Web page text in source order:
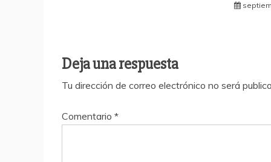
Deja una respuesta
Tu dirección de correo electrónico no será
Comentario *